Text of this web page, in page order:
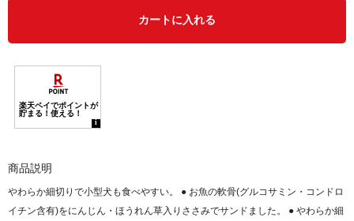
カートに入れる
商品説明
やわらか細切りで小型犬も食べやすい。 ● お魚の軟骨(グルコサミン・コンドロ
イチン含有)をにんじん・ほうれん草入りささみでサンドました。 ● やわらか細